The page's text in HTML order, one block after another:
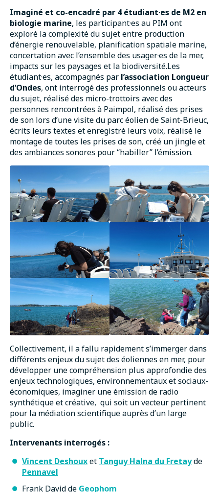
Imaginé et co-encadré par 4 étudiant·es de M2 en
biologie marine, les participant·es au PIM ont
exploré la complexité du sujet entre production
d’énergie renouvelable, planification spatiale marine,
concertation avec l’ensemble des usager·es de la mer,
impacts sur les paysages et la biodiversité.Les
étudiant·es, accompagnés par l’association Longueur
d’Ondes, ont interrogé des professionnels ou acteurs
du sujet, réalisé des micro-trottoirs avec des
personnes rencontrées à Paimpol, réalisé des prises
de son lors d’une visite du parc éolien de Saint-Brieuc,
écrits leurs textes et enregistré leurs voix, réalisé le
montage de toutes les prises de son, créé un jingle et
des ambiances sonores pour “habiller” l’émission.
Collectivement, il a fallu rapidement s’immerger dans
différents enjeux du sujet des éoliennes en mer, pour
développer une compréhension plus approfondie des
enjeux technologiques, environnementaux et sociaux-
économiques, imaginer une émission de radio
synthétique et créative, qui soit un vecteur pertinent
pour la médiation scientifique auprès d’un large
public.
Intervenants interrogés :
Vincent Deshouxet Tanguy Halna du Fretayde
Pennavel
Frank David de Geophom